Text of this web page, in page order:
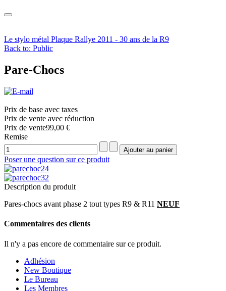
Le stylo métal Plaque Rallye 2011 - 30 ans de la R9
Back to: Public
Pare-Chocs
Prix de base avec taxes
Prix de vente avec réduction
Prix ​​de vente99,00 €
Remise
Poser une question sur ce produit
Description du produit
Pares-chocs avant phase 2 tout types R9 & R11 NEUF
Commentaires des clients
Il n'y a pas encore de commentaire sur ce produit.
Adhésion
New Boutique
Le Bureau
Les Membres